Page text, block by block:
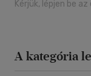
Kérjük, lépjen be
A kategória